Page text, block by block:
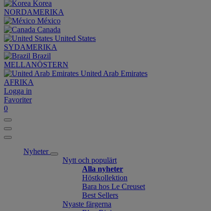
Korea
NORDAMERIKA
México
Canada
United States
SYDAMERIKA
Brazil
MELLANÖSTERN
United Arab Emirates
AFRIKA
Logga in
Favoriter
0
Nyheter
Nytt och populärt
Alla nyheter
Höstkollektion
Bara hos Le Creuset
Best Sellers
Nyaste färgerna